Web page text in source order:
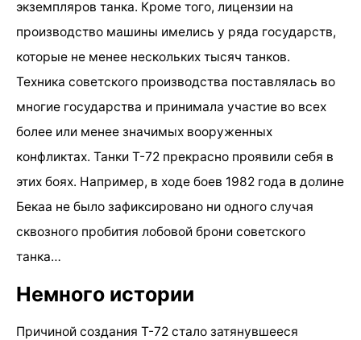
экземпляров танка. Кроме того, лицензии на
производство машины имелись у ряда государств,
которые не менее нескольких тысяч танков.
Техника советского производства поставлялась во
многие государства и принимала участие во всех
более или менее значимых вооруженных
конфликтах. Танки Т-72 прекрасно проявили себя в
этих боях. Например, в ходе боев 1982 года в долине
Бекаа не было зафиксировано ни одного случая
сквозного пробития лобовой брони советского
танка…
Немного истории
Причиной создания Т-72 стало затянувшееся